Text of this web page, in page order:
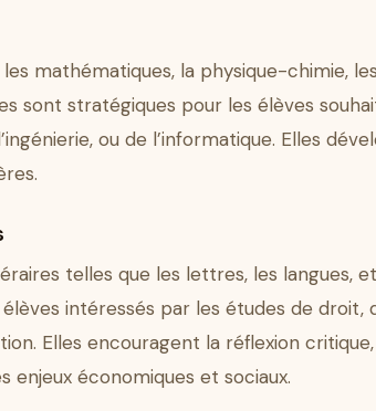
mathématiques, la physique-chimie,
sont stratégiques pour les élèves
ou de l’informatique. Elles
telles que les lettres, les langues,
intéressés par les études de droit,
Elles encouragent la réflexion
économiques et sociaux.